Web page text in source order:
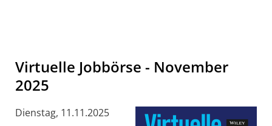
Virtuelle Jobbörse - November
2025
Dienstag, 11.11.2025